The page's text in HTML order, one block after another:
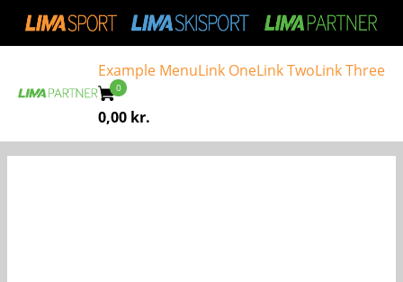
Example MenuLink OneLink TwoLink Three
0,00 kr.